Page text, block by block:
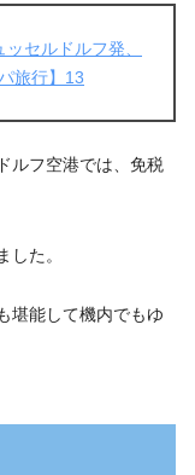
セルドルフ発、
旅行】13
ルフ空港では、免税
た。
堪能して機内でもゆ